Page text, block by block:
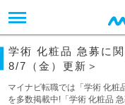
学術 化粧品 急募に
8/7（金）更新＞
マイナビ転職では「学術 化粧
を多数掲載中!「学術 化粧品